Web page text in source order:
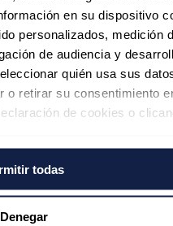
en su dispositivo
personalizados, medición
de audiencia y
quién usa sus
o retirar su consentimiento
de cookies o
su ubicación geográfica
varios metros
todas
Denegar
solicita
sustituir el diésel